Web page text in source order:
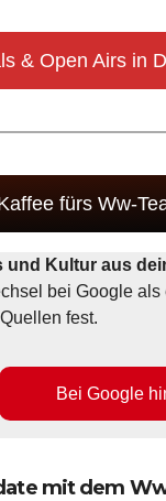
& Open Airs in
fürs Ww-
und Kultur aus
bei Google
fest.
Bei Google
mit dem